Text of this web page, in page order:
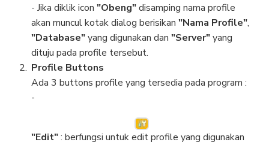
- Jika diklik icon "Obeng"disamping nama profile
akan muncul kotak dialog berisikan "Nama Profile",
"Database"yang digunakan dan "Server"yang
dituju pada profile tersebut.
Profile Buttons
Ada 3 buttons profile yang tersedia pada program :
-
"Edit": berfungsi untuk edit profile yang digunakan